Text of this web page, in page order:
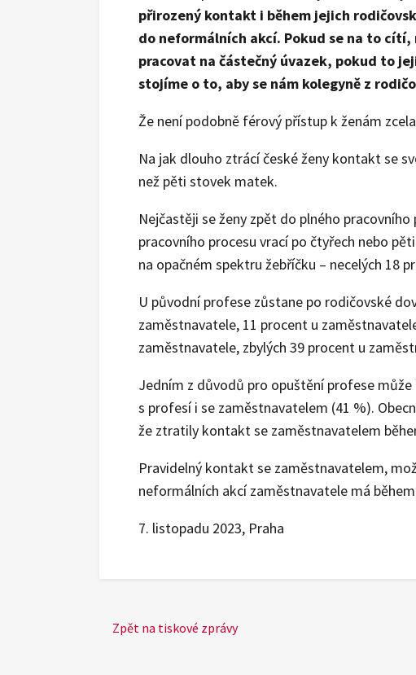
přirozený kontakt i během jejich
do neformálních akcí. Pokud se na to
pracovat na částečný úvazek, pokud to
stojíme o to, aby se nám kolegyně z
Že není podobně férový přístup k ženám
Na jak dlouho ztrácí české ženy kontakt se
než pěti stovek matek.
Nejčastěji se ženy zpět do plného
pracovního procesu vrací po čtyřech nebo
na opačném spektru žebříčku – necelých 18
U původní profese zůstane po rodičovské
zaměstnavatele, 11 procent u
zaměstnavatele, zbylých 39 procent u
Jedním z důvodů pro opuštění profese
s profesí i se zaměstnavatelem (41 %).
že ztratily kontakt se zaměstnavatelem
Pravidelný kontakt se zaměstnavatelem,
neformálních akcí zaměstnavatele má
7. listopadu 2023, Praha
Zpět na tiskové zprávy